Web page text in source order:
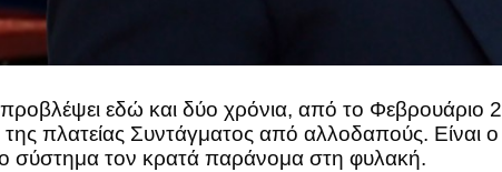
προβλέψει εδώ και δύο χρόνια, από το
πλατείας Συντάγματος από αλλοδαπούς. Είναι
σύστημα τον κρατά παράνομα στη φυλακή.